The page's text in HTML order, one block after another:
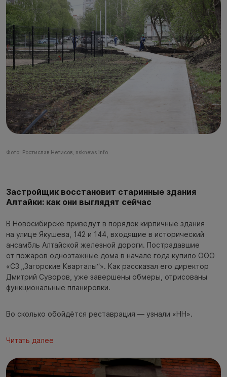
Фото: Ростислав Нетисов, nsknews.info
Застройщик восстановит старинные здания
Алтайки: как они выглядят сейчас
В Новосибирске приведут в порядок кирпичные здания
на улице Якушева, 142 и 144, входящие в исторический
ансамбль Алтайской железной дороги. Пострадавшие
от пожаров одноэтажные дома в начале года купило ООО
«СЗ „Загорские Кварталы“». Как рассказал его директор
Дмитрий Суворов, уже завершены обмеры, отрисованы
функциональные планировки.
Во сколько обойдётся реставрация — узнали «НН».
Читать далее